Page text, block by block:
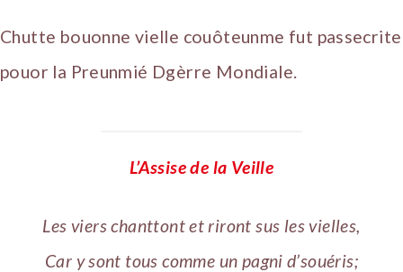
Chutte bouonne vielle couôteunme fut passecrite
pouor la Preunmié Dgèrre Mondiale.
L’Assise de la Veille
Les viers chanttont et riront sus les vielles,
Car y sont tous comme un pagni d’souéris;